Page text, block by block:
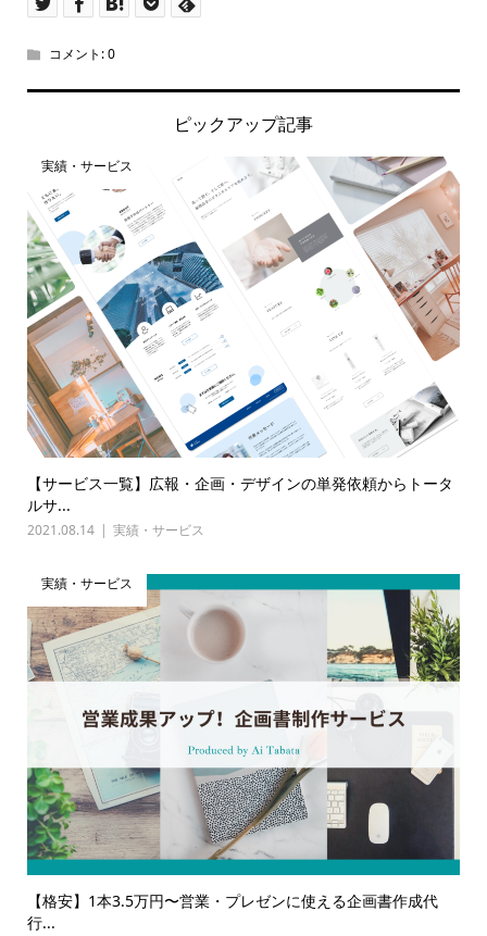
コメント:0
ピックアップ記事
実績・サービス
【サービス一覧】広報・企画・デザインの単発依頼からトータ
ルサ...
2021.08.14 実績・サービス
実績・サービス
【格安】1本3.5万円〜営業・プレゼンに使える企画書作成代
行...